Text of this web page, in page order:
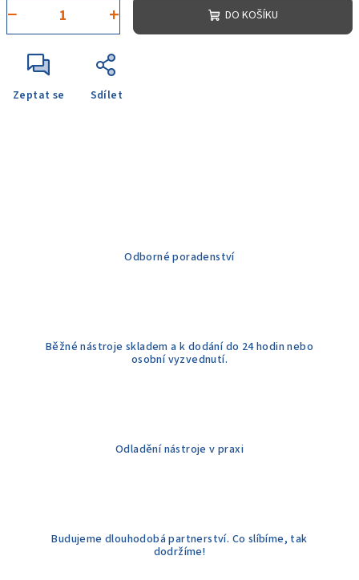
+
− DO KOŠÍKU
Zeptat se Sdílet
Odborné poradenství
Běžné nástroje skladem a k dodání do 24 hodin nebo
osobní vyzvednutí.
Odladění nástroje v praxi
Budujeme dlouhodobá partnerství. Co slíbíme, tak
dodržíme!